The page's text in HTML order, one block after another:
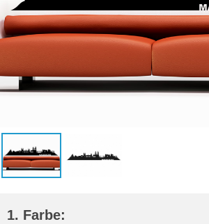
1. Farbe: